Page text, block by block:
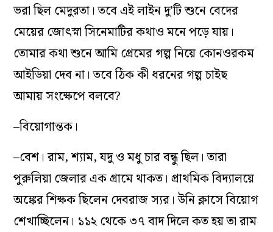
ভরা ছিল মেদুরতা। তবে এই লাইন দু’টি শুনে বেদের
মেয়ের জোৎস্না সিনেমাটির কথাও মনে পড়ে যায়।
তোমার কথা শুনে আমি প্রেমের গল্প নিয়ে কোনওরকম
আইডিয়া দেব না। তবে ঠিক কী ধরনের গল্প চাইছ
আমায় সংক্ষেপে বলবে?
–বিয়োগান্তক।
–বেশ। রাম, শ্যাম, যদু ও মধু চার বন্ধু ছিল। তারা
পুরুলিয়া জেলার এক গ্রামে থাকত। প্রাথমিক বিদ্যালয়ে
অঙ্কের শিক্ষক ছিলেন দেবরাজ স্যর। উনি ক্লাসে বিয়োগ
শেখাচ্ছিলেন। ১১২ থেকে ৩৭ বাদ দিলে কত হয় তা রাম